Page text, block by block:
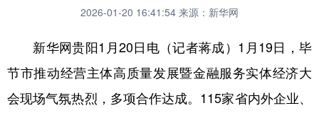
直播
畅游贵州 数字贵州 律动贵州 健康贵州
光影贵州 部门之窗 县区直达 企业速递
2026-01-20 16:41:54 来源：新华网
新华网贵阳1月20日电（记者蒋成）1月19日，毕
节市推动经营主体高质量发展暨金融服务实体经济大
会现场气氛热烈，多项合作达成。115家省内外企业、